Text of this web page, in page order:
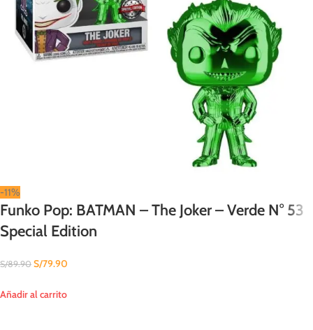
-11%
Funko Pop: BATMAN – The Joker – Verde N° 53
Special Edition
S/89.90 S/79.90
Añadir al carrito